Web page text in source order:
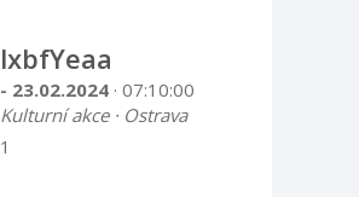
lxbfYeaa
- 23.02.2024 · 07:10:00
Kulturní akce · Ostrava
1